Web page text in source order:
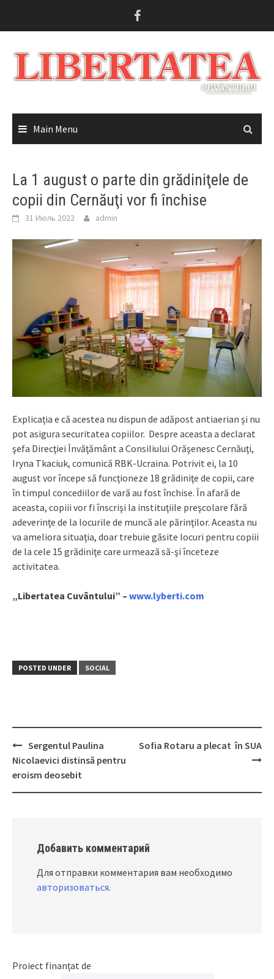
Main Menu
La 1 august o parte din grădiniţele de
copii din Cernăuţi vor fi închise
31 Июль 2022 admin
Explicaţia e că acestea nu dispun de adăpost antiaerian şi nu
pot asigura securitatea copiilor. Despre aceasta a declarat
şefa Direcţiei Învăţământ a Consiliului Orăşenesc Cernăuţi,
Iryna Tkaciuk, comunică RBK-Ucraina. Potrivit ei, la 10
august vor începe să funcţioneze 18 grădiniţe de copii, care
în timpul concediilor de vară au fost închise. În afară de
aceasta, copiii vor fi înscrişi la instituţiile preşcolare fără
adeverinţe de la locurile de muncă ale părinţilor. Aceasta nu
va ameliora situaţia, doar trebuie găsite locuri pentru copiii
de la cele 15 grădiniţe care urmează să-şi înceteze
activitatea.
„Libertatea Cuvântului” – www.lyberti.com
POSTED UNDER SOCIAL
Post
navigation
Sergentul Paulina
Nicolaevici distinsă pentru
eroism deosebit
Sofia Rotaru a plecat în SUA
Добавить комментарий
Для отправки комментария вам необходимо
авторизоваться.
Proiect finanțat de